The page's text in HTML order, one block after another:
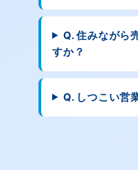
Q. 住みながら
すか？
Q. しつこい営